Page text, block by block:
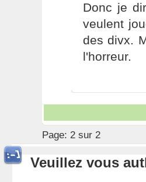
Donc je
veulent
des divx.
l'horreur.
Page: 2 sur 2
Veuillez vous